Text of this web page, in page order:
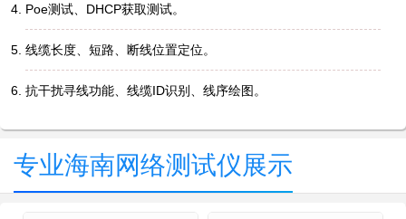
Poe测试、DHCP获取测试。
线缆长度、短路、断线位置定位。
抗干扰寻线功能、线缆ID识别、线序绘图。
专业海南网络测试仪展示